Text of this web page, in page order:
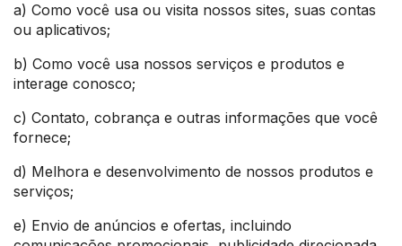
a) Como você usa ou visita nossos sites, suas contas
ou aplicativos;
b) Como você usa nossos serviços e produtos e
interage conosco;
c) Contato, cobrança e outras informações que você
fornece;
d) Melhora e desenvolvimento de nossos produtos e
serviços;
e) Envio de anúncios e ofertas, incluindo